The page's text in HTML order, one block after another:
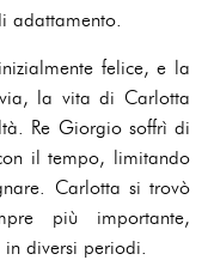
adattamento.
felice, e la
la vita di Carlotta
Re Giorgio soffrì di
il tempo, limitando
Carlotta si trovò
più importante,
diversi periodi.